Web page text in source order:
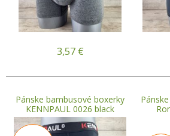
3,57 €
Pánske bambusové boxerky
KENNPAUL 0026 black